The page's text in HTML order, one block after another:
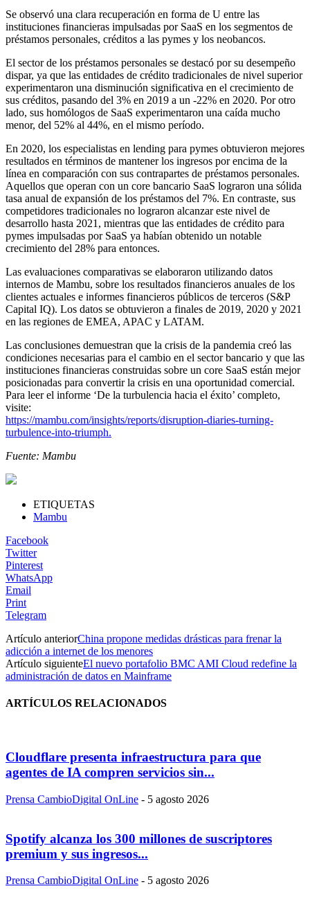
Se observó una clara recuperación en forma de U entre las
instituciones financieras impulsadas por SaaS en los segmentos de
préstamos personales, créditos a las pymes y los neobancos.
El sector de los préstamos personales se destacó por su desempeño
dispar, ya que las entidades de crédito tradicionales de nivel superior
experimentaron una disminución significativa en el crecimiento de
sus créditos, pasando del 3% en 2019 a un -22% en 2020. Por otro
lado, sus homólogos de SaaS experimentaron una caída mucho
menor, del 52% al 44%, en el mismo período.
En 2020, los especialistas en lending para pymes obtuvieron mejores
resultados en términos de mantener los ingresos por encima de la
línea en comparación con sus contrapartes de préstamos personales.
Aquellos que operan con un core bancario SaaS lograron una sólida
tasa anual de expansión de los préstamos del 7%. En contraste, sus
competidores tradicionales no lograron alcanzar este nivel de
desarrollo hasta 2021, mientras que las entidades de crédito para
pymes impulsadas por SaaS ya habían obtenido un notable
crecimiento del 28% para entonces.
Las evaluaciones comparativas se elaboraron utilizando datos
internos de Mambu, sobre los resultados financieros anuales de los
clientes actuales e informes financieros públicos de terceros (S&P
Capital IQ). Los datos se obtuvieron a finales de 2019, 2020 y 2021
en las regiones de EMEA, APAC y LATAM.
Las conclusiones demuestran que la crisis de la pandemia creó las
condiciones necesarias para el cambio en el sector bancario y que las
instituciones financieras construidas sobre un core SaaS están mejor
posicionadas para convertir la crisis en una oportunidad comercial.
Para leer el informe ‘De la turbulencia hacia el éxito’ completo,
visite:
https://mambu.com/insights/reports/disruption-diaries-turning-
turbulence-into-triumph.
Fuente: Mambu
ETIQUETAS
Mambu
Facebook
Twitter
Pinterest
WhatsApp
Email
Print
Telegram
Artículo anteriorChina propone medidas drásticas para frenar la
adicción a internet de los menores
Artículo siguienteEl nuevo portafolio BMC AMI Cloud redefine la
administración de datos en Mainframe
ARTÍCULOS RELACIONADOS
Cloudflare presenta infraestructura para que
agentes de IA compren servicios sin...
Prensa CambioDigital OnLine - 5 agosto 2026
Spotify alcanza los 300 millones de suscriptores
premium y sus ingresos...
Prensa CambioDigital OnLine - 5 agosto 2026